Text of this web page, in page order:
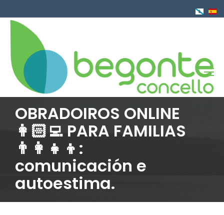
o
OBRADOIROS ONLINE
👩🏻‍💻 PARA FAMILIAS
👨‍👩‍👧‍👦:
comunicación e
autoestima.